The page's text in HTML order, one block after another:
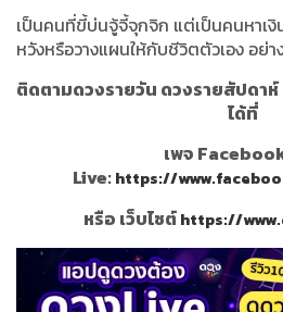
เป็นคนที่ขี้บ่นจู้จี้จุกจิก แต่เป็นคนหาเ
หวังหรือวางแผนให้กับชีวิตตัวเอง อย่
ติดตามดวงรายวัน ดวงรายสัปดา
ได้ที่
เพจ
Live:https://
หรือ เว็บไซต์https://